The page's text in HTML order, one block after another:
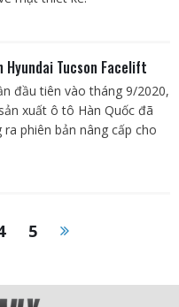
Hyundai Tucson Facelift
đầu tiên vào tháng 9/2020,
xuất ô tô Hàn Quốc đã
phiên bản nâng cấp cho
5